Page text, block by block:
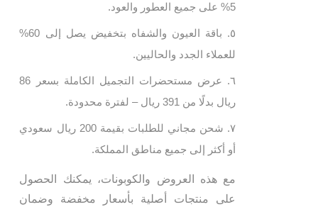
5% على جميع العطور والعود.
باقة العيون والشفاه بتخفيض يصل إلى 60%
للعملاء الجدد والحاليين.
عرض مستحضرات التجميل الكاملة بسعر 86
ريال بدلًا من 391 ريال – لفترة محدودة.
شحن مجاني للطلبات بقيمة 200 ريال سعودي
أو أكثر إلى جميع مناطق المملكة.
مع هذه العروض والكوبونات، يمكنك الحصول
على منتجات أصلية بأسعار مخفضة وضمان